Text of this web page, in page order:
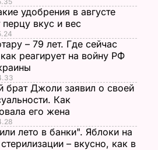
удобрения в августе
перцу вкус и вес
– 79 лет. Где сейчас
реагирует на войну РФ
брат Джоли заявил о своей
Как
его жена
лето в банки". Яблоки на
– вкусно, как в